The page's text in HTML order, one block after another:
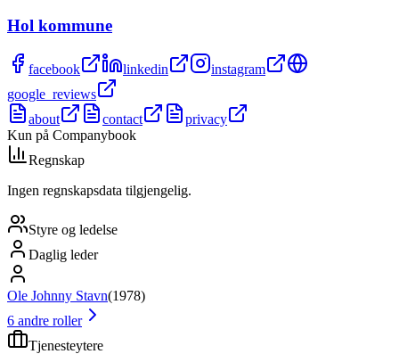
Hol kommune
facebook linkedin
instagram
google_reviews
about
contact
privacy
Kun på Companybook
Regnskap
Ingen regnskapsdata tilgjengelig.
Styre og ledelse
Daglig leder
Ole Johnny Stavn(1978)
6 andre roller
Tjenesteytere